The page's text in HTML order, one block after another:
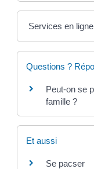
Services en
Questions ?
Peut-on se
famille ?
Et aussi
Se pacser